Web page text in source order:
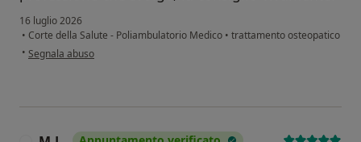
16 luglio 2026
• Corte della Salute - Poliambulatorio Medico • trattamento osteopatico
• secondo l'opinione dell'utente Roberto Pironi
Segnala abuso